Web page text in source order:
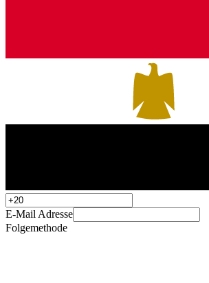
E-Mail Adresse
Folgemethode